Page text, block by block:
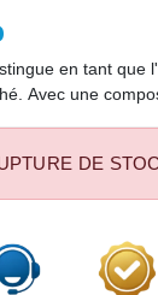
en tant que
Avec une
d'une
DE